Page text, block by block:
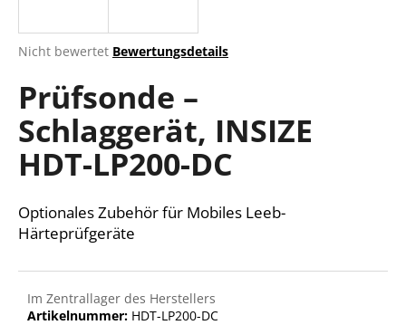
Die
Produktbewertung
ist
0,0
von
5
Sternen.
Nicht bewertet Bewertungsdetails
Prüfsonde –
Schlaggerät, INSIZE
HDT-LP200-DC
Optionales Zubehör für Mobiles Leeb-
Härteprüfgeräte
Im Zentrallager des Herstellers
Artikelnummer: HDT-LP200-DC
W
e
m
f
h